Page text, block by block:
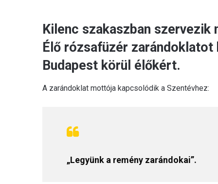
Kilenc szakaszban
Élő rózsafüzér
Budapest körül élőkért.
A zarándoklat mottója kapcsolódik a Szentévhez:
„Legyünk a remény zarándokai”.